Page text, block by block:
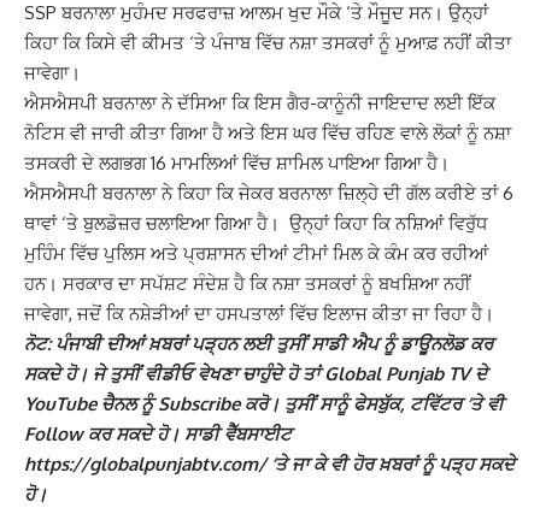
SSP ਬਰਨਾਲਾ ਮੁਹੰਮਦ ਸਰਫਰਾਜ਼ ਆਲਮ ਖੁਦ ਮੌਕੇ ‘ਤੇ ਮੌਜੂਦ ਸਨ। ਉਨ੍ਹਾਂ
ਕਿਹਾ ਕਿ ਕਿਸੇ ਵੀ ਕੀਮਤ ‘ਤੇ ਪੰਜਾਬ ਵਿੱਚ ਨਸ਼ਾ ਤਸਕਰਾਂ ਨੂੰ ਮੁਆਫ਼ ਨਹੀਂ ਕੀਤਾ
ਜਾਵੇਗਾ।
ਐਸਐਸਪੀ ਬਰਨਾਲਾ ਨੇ ਦੱਸਿਆ ਕਿ ਇਸ ਗੈਰ-ਕਾਨੂੰਨੀ ਜਾਇਦਾਦ ਲਈ ਇੱਕ
ਨੋਟਿਸ ਵੀ ਜਾਰੀ ਕੀਤਾ ਗਿਆ ਹੈ ਅਤੇ ਇਸ ਘਰ ਵਿੱਚ ਰਹਿਣ ਵਾਲੇ ਲੋਕਾਂ ਨੂੰ ਨਸ਼ਾ
ਤਸਕਰੀ ਦੇ ਲਗਭਗ 16 ਮਾਮਲਿਆਂ ਵਿੱਚ ਸ਼ਾਮਿਲ ਪਾਇਆ ਗਿਆ ਹੈ।
ਐਸਐਸਪੀ ਬਰਨਾਲਾ ਨੇ ਕਿਹਾ ਕਿ ਜੇਕਰ ਬਰਨਾਲਾ ਜ਼ਿਲ੍ਹੇ ਦੀ ਗੱਲ ਕਰੀਏ ਤਾਂ 6
ਥਾਵਾਂ ‘ਤੇ ਬੁਲਡੋਜ਼ਰ ਚਲਾਇਆ ਗਿਆ ਹੈ। ਉਨ੍ਹਾਂ ਕਿਹਾ ਕਿ ਨਸ਼ਿਆਂ ਵਿਰੁੱਧ
ਮੁਹਿੰਮ ਵਿੱਚ ਪੁਲਿਸ ਅਤੇ ਪ੍ਰਸ਼ਾਸਨ ਦੀਆਂ ਟੀਮਾਂ ਮਿਲ ਕੇ ਕੰਮ ਕਰ ਰਹੀਆਂ
ਹਨ। ਸਰਕਾਰ ਦਾ ਸਪੱਸ਼ਟ ਸੰਦੇਸ਼ ਹੈ ਕਿ ਨਸ਼ਾ ਤਸਕਰਾਂ ਨੂੰ ਬਖਸ਼ਿਆ ਨਹੀਂ
ਜਾਵੇਗਾ, ਜਦੋਂ ਕਿ ਨਸ਼ੇੜੀਆਂ ਦਾ ਹਸਪਤਾਲਾਂ ਵਿੱਚ ਇਲਾਜ ਕੀਤਾ ਜਾ ਰਿਹਾ ਹੈ।
ਨੋਟ: ਪੰਜਾਬੀ ਦੀਆਂ ਖ਼ਬਰਾਂ ਪੜ੍ਹਨ ਲਈ ਤੁਸੀਂ ਸਾਡੀ ਐਪ ਨੂੰ ਡਾਊਨਲੋਡ ਕਰ
ਸਕਦੇ ਹੋ। ਜੇ ਤੁਸੀਂ ਵੀਡੀਓ ਵੇਖਣਾ ਚਾਹੁੰਦੇ ਹੋ ਤਾਂ Global Punjab TV ਦੇ
YouTube ਚੈਨਲ ਨੂੰ Subscribe ਕਰੋ। ਤੁਸੀਂ ਸਾਨੂੰ ਫੇਸਬੁੱਕ, ਟਵਿੱਟਰ ‘ਤੇ ਵੀ
Follow ਕਰ ਸਕਦੇ ਹੋ। ਸਾਡੀ ਵੈੱਬਸਾਈਟ
https://globalpunjabtv.com/ ‘ਤੇ ਜਾ ਕੇ ਵੀ ਹੋਰ ਖ਼ਬਰਾਂ ਨੂੰ ਪੜ੍ਹ ਸਕਦੇ
ਹੋ।